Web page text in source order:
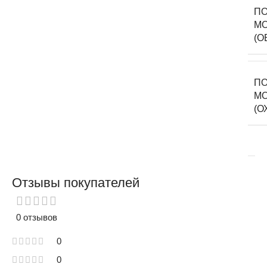
Отзывы покупателей
0 отзывов
0
0